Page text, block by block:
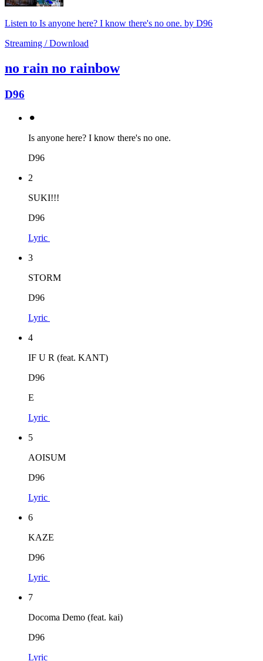
Listen to Is anyone here? I know there's no one. by D96
Streaming / Download
no rain no rainbow
D96
⚫︎
Is anyone here? I know there's no one.
D96
2
SUKI!!!
D96
Lyric
3
STORM
D96
Lyric
4
IF U R (feat. KANT)
D96
E
Lyric
5
AOISUM
D96
Lyric
6
KAZE
D96
Lyric
7
Docoma Demo (feat. kai)
D96
Lyric